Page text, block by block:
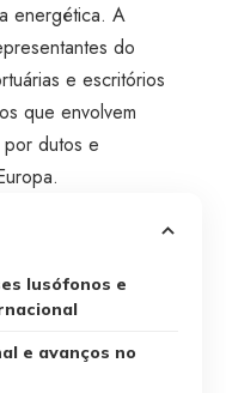
energética. A
do
e escritórios
que envolvem
dutos e
lusófonos e
e avanços no